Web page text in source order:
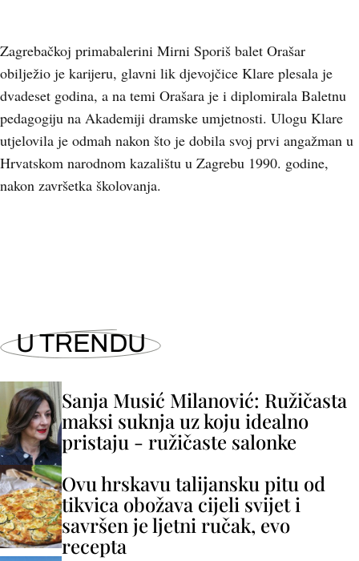
Zagrebačkoj primabalerini Mirni Sporiš balet Orašar
obilježio je karijeru, glavni lik djevojčice Klare plesala je
dvadeset godina, a na temi Orašara je i diplomirala Baletnu
pedagogiju na Akademiji dramske umjetnosti. Ulogu Klare
utjelovila je odmah nakon što je dobila svoj prvi angažman u
Hrvatskom narodnom kazalištu u Zagrebu 1990. godine,
nakon završetka školovanja.
U TRENDU
Sanja Musić Milanović: Ružičasta
maksi suknja uz koju idealno
pristaju - ružičaste salonke
Ovu hrskavu talijansku pitu od
tikvica obožava cijeli svijet i
savršen je ljetni ručak, evo
recepta